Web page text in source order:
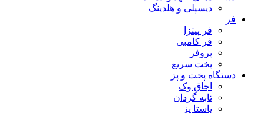
دیسپلی و هلدینگ
فر
فر پیتزا
فر کامبی
پروفر
پخت سریع
دستگاه‌ پخت و پز
اجاق وک
تابه گردان
پاستا پز